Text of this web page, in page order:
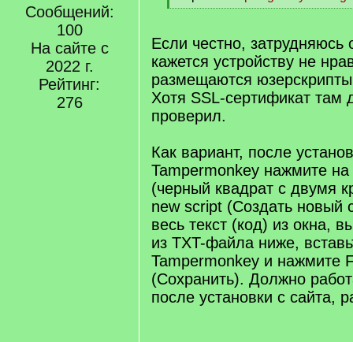
Сообщений:
100
На сайте с
2022 г.
Рейтинг:
276
][
q
]
Если честно, затрудняюсь
кажется устройству не
размещаются
Хотя SSL-сертификат там
проверил.
Как вариант, после
Tampermonkey нажмите на
(черный квадрат с двумя
new script (Создать новый
весь текст (код) из окна,
из TXT-файла ниже,
Tampermonkey и нажмите
(Сохранить). Должно
после установки с сайта,